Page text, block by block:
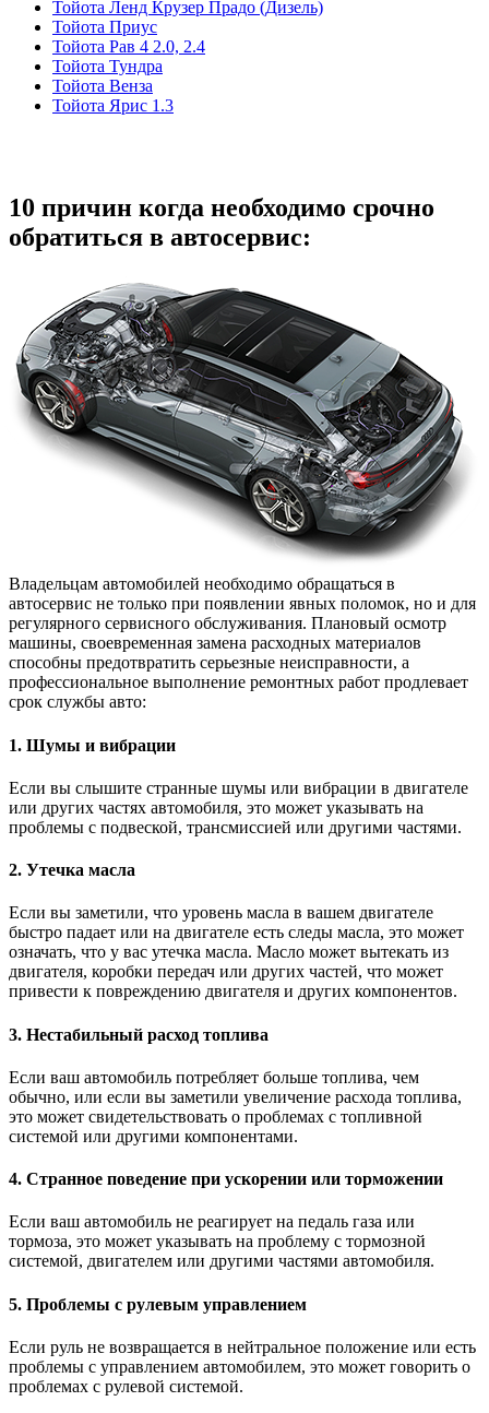
Тойота Ленд Крузер Прадо (Дизель)
Тойота Приус
Тойота Рав 4 2.0, 2.4
Тойота Тундра
Тойота Венза
Тойота Ярис 1.3
10 причин когда необходимо срочно
обратиться в автосервис:
Владельцам автомобилей необходимо обращаться в
автосервис не только при появлении явных поломок, но и для
регулярного сервисного обслуживания. Плановый осмотр
машины, своевременная замена расходных материалов
способны предотвратить серьезные неисправности, а
профессиональное выполнение ремонтных работ продлевает
срок службы авто:
1. Шумы и вибрации
Если вы слышите странные шумы или вибрации в двигателе
или других частях автомобиля, это может указывать на
проблемы с подвеской, трансмиссией или другими частями.
2. Утечка масла
Если вы заметили, что уровень масла в вашем двигателе
быстро падает или на двигателе есть следы масла, это может
означать, что у вас утечка масла. Масло может вытекать из
двигателя, коробки передач или других частей, что может
привести к повреждению двигателя и других компонентов.
3. Нестабильный расход топлива
Если ваш автомобиль потребляет больше топлива, чем
обычно, или если вы заметили увеличение расхода топлива,
это может свидетельствовать о проблемах с топливной
системой или другими компонентами.
4. Странное поведение при ускорении или торможении
Если ваш автомобиль не реагирует на педаль газа или
тормоза, это может указывать на проблему с тормозной
системой, двигателем или другими частями автомобиля.
5. Проблемы с рулевым управлением
Если руль не возвращается в нейтральное положение или есть
проблемы с управлением автомобилем, это может говорить о
проблемах с рулевой системой.